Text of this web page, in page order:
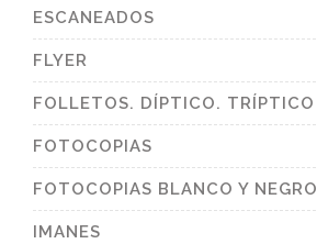
ESCANEADOS
FLYER
FOLLETOS. DÍPTICO. TRÍPTICO
FOTOCOPIAS
FOTOCOPIAS BLANCO Y NEGRO
IMANES